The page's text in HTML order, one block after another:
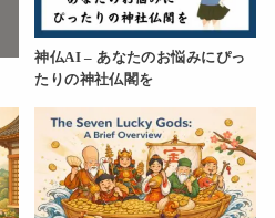
神仏AI – あなたのお悩みにぴっ
たりの神社仏閣を